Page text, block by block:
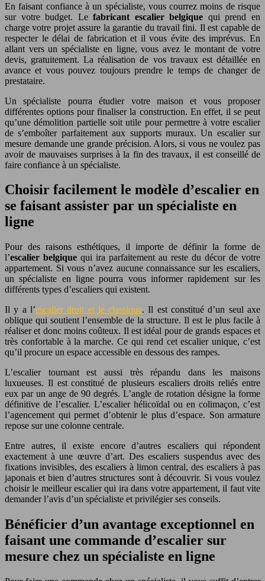
En faisant confiance à un spécialiste, vous courrez moins de risque
sur votre budget. Lefabricant escalier belgique qui prend en
charge votre projet assure la garantie du travail fini. Il est capable de
respecter le délai de fabrication et il vous évite des imprévus. En
allant vers un spécialiste en ligne, vous avez le montant de votre
devis, gratuitement. La réalisation de vos travaux est détaillée en
avance et vous pouvez toujours prendre le temps de changer de
prestataire.
Un spécialiste pourra étudier votre maison et vous proposer
différentes options pour finaliser la construction. En effet, il se peut
qu’une démolition partielle soit utile pour permettre à votre escalier
de s’emboîter parfaitement aux supports muraux. Un escalier sur
mesure demande une grande précision. Alors, si vous ne voulez pas
avoir de mauvaises surprises à la fin des travaux, il est conseillé de
faire confiance à un spécialiste.
Choisir facilement le modèle d’escalier en
se faisant assister par un spécialiste en
ligne
Pour des raisons esthétiques, il importe de définir la forme de
l’escalier belgique qui ira parfaitement au reste du décor de votre
appartement. Si vous n’avez aucune connaissance sur les escaliers,
un spécialiste en ligne pourra vous informer rapidement sur les
différents types d’escaliers qui existent.
Il y a l’escalier droit et le classique. Il est constitué d’un seul axe
oblique qui soutient l’ensemble de la structure. Il est le plus facile à
réaliser et donc moins coûteux. Il est idéal pour de grands espaces et
très confortable à la marche. Ce qui rend cet escalier unique, c’est
qu’il procure un espace accessible en dessous des rampes.
L’escalier tournant est aussi très répandu dans les maisons
luxueuses. Il est constitué de plusieurs escaliers droits reliés entre
eux par un ange de 90 degrés. L’angle de rotation désigne la forme
définitive de l’escalier. L’escalier hélicoïdal ou en colimaçon, c’est
l’agencement qui permet d’obtenir le plus d’espace. Son armature
repose sur une colonne centrale.
Entre autres, il existe encore d’autres escaliers qui répondent
exactement à une œuvre d’art. Des escaliers suspendus avec des
fixations invisibles, des escaliers à limon central, des escaliers à pas
japonais et bien d’autres structures sont à découvrir. Si vous voulez
choisir le meilleur escalier qui ira dans votre appartement, il faut vite
demander l’avis d’un spécialiste et privilégier ses conseils.
Bénéficier d’un avantage exceptionnel en
faisant une commande d’escalier sur
mesure chez un spécialiste en ligne